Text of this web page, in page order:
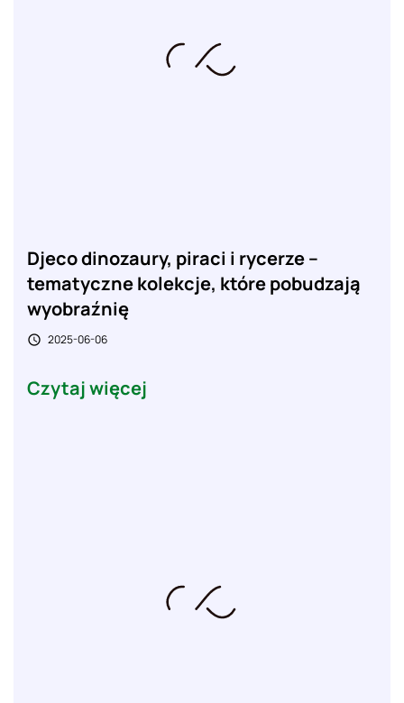
Djeco dinozaury, piraci i rycerze –
tematyczne kolekcje, które pobudzają
wyobraźnię
 2025-06-06
Czytaj więcej